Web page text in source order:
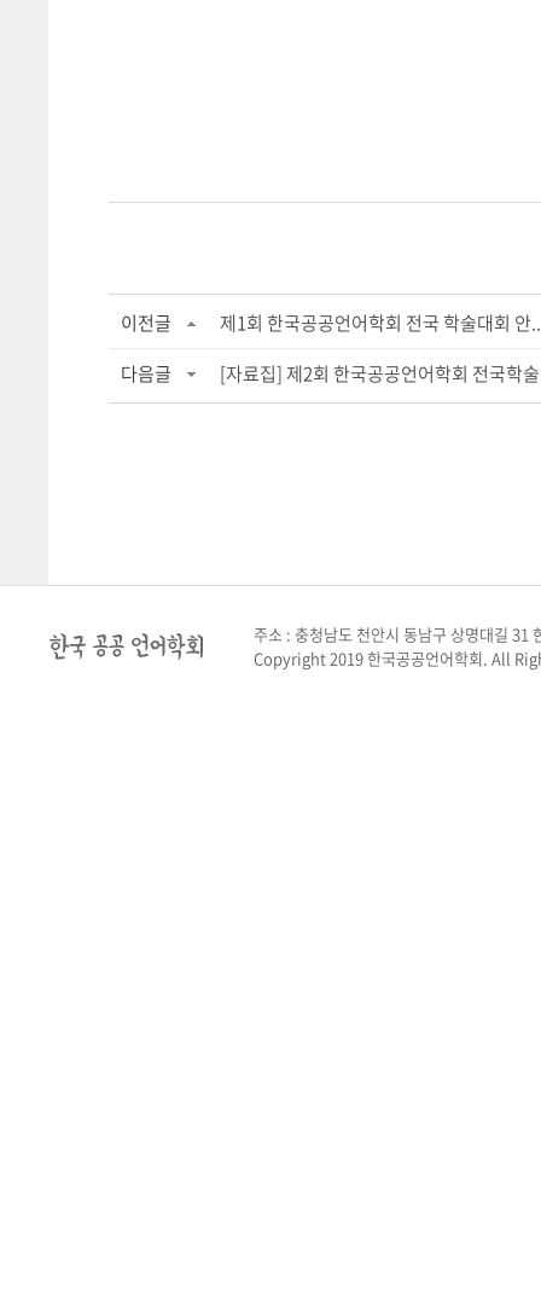
이전글
제1회 한국공공언어학회 전국 학술대회 안
다음글
[자료집] 제2회 한국공공언어학회 전국학
주소 : 충청남도 천안시 동남구 상명대길
Copyright 2019 한국공공언어학회. All